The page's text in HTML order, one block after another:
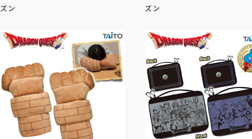
ズン
ズン